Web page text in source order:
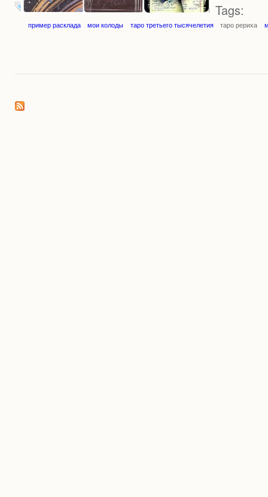
Tags:
пример расклада мои колоды таро третьего тысячелетия таро рериха